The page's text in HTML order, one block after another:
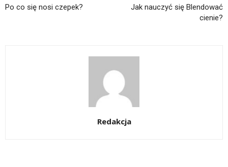
Po co się nosi czepek?
Jak nauczyć się Blendować
cienie?
Redakcja